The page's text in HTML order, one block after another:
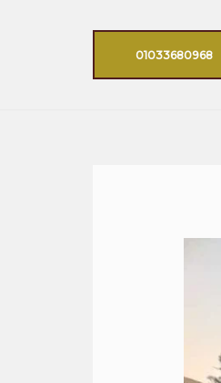
01033680968